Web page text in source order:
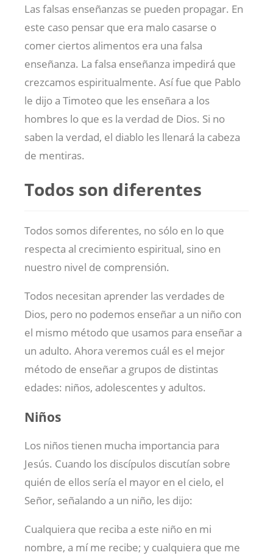
Las falsas enseñanzas se pueden propagar. En
este caso pensar que era malo casarse o
comer ciertos alimentos era una falsa
enseñanza. La falsa enseñanza impedirá que
crezcamos espiritualmente. Así fue que Pablo
le dijo a Timoteo que les enseñara a los
hombres lo que es la verdad de Dios. Si no
saben la verdad, el diablo les llenará la cabeza
de mentiras.
Todos son diferentes
Todos somos diferentes, no sólo en lo que
respecta al crecimiento espiritual, sino en
nuestro nivel de comprensión.
Todos necesitan aprender las verdades de
Dios, pero no podemos enseñar a un niño con
el mismo método que usamos para enseñar a
un adulto. Ahora veremos cuál es el mejor
método de enseñar a grupos de distintas
edades: niños, adolescentes y adultos.
Niños
Los niños tienen mucha importancia para
Jesús. Cuando los discípulos discutían sobre
quién de ellos sería el mayor en el cielo, el
Señor, señalando a un niño, les dijo:
Cualquiera que reciba a este niño en mi
nombre, a mí me recibe; y cualquiera que me